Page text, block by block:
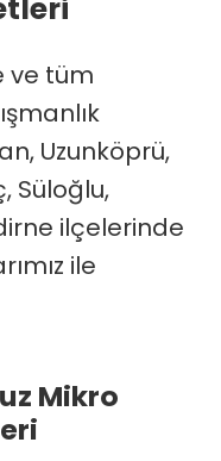
ve tüm
Uzunköprü,
Süloğlu,
ilçelerinde
ile
Mikro